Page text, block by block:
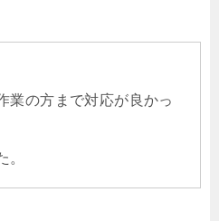
業の方まで対応が良かっ
。